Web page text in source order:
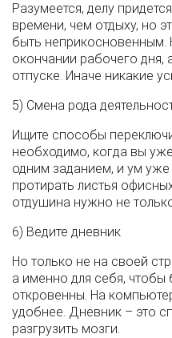
Разумеется, делу
времени, чем отдыху, но
быть неприкосновенным.
окончании рабочего дня,
отпуске. Иначе никакие
5) Смена рода
Ищите способы
необходимо, когда вы
одним заданием, и ум уже
протирать листья
отдушина нужно не
6) Ведите дневник
Но только не на своей
а именно для себя,
откровенны. На
удобнее. Дневник – это
разгрузить мозги.